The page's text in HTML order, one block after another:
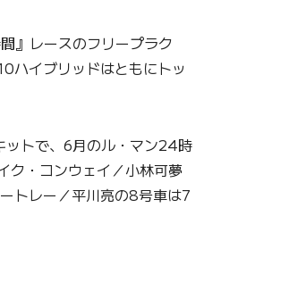
』レースのフリープラク
ハイブリッドはともにトッ
ットで、6月のル・マン24時
ク・コンウェイ／小林可夢
トレー／平川亮の8号車は7